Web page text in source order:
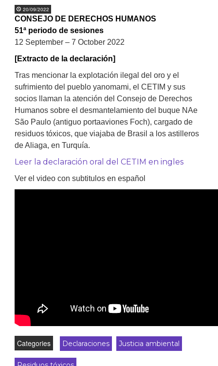
20/09/2022
CONSEJO DE DERECHOS HUMANOS
51ª periodo de sesiones
12 September – 7 October 2022
[Extracto de la declaración]
Tras mencionar la explotación ilegal del oro y el
sufrimiento del pueblo yanomami, el CETIM y sus
socios llaman la atención del Consejo de Derechos
Humanos sobre el desmantelamiento del buque NAe
São Paulo (antiguo portaaviones Foch), cargado de
residuos tóxicos, que viajaba de Brasil a los astilleros
de Aliaga, en Turquía.
Leer la declaración oral del CETIM en ingles
Ver el video con subtitulos en español
Categories Declaraciones Justicia ambiental